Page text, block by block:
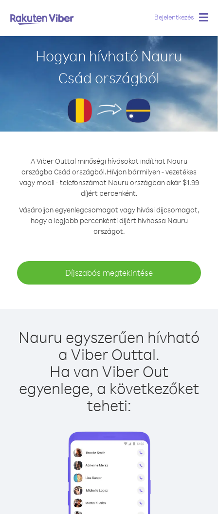
Bejelentkezés
Hogyan hívható Nauru
Csád országból
A Viber Outtal minőségi hívásokat indíthat Nauru
országba Csád országból.Hívjon bármilyen - vezetékes
vagy mobil - telefonszámot Nauru országban akár $1.99
díjért percenként.
Vásároljon egyenlegcsomagot vagy hívási díjcsomagot,
hogy a legjobb percenkénti díjért hívhassa Nauru
országot.
Díjszabás megtekintése
Nauru egyszerűen hívható
a Viber Outtal.
Ha van Viber Out
egyenlege, a következőket
teheti: